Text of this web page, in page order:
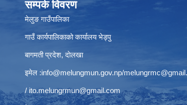
सम्पर्क विवरण
मेलुङ गाउँपालिका
गाउँ कार्यपालिकाको कार्यालय भेड्पु
बागमती प्रदेश, दाेलखा
इमेल :info@melungmun.gov.np/
/ ito.melungrmun@gmail.com